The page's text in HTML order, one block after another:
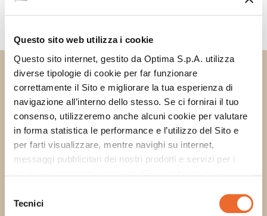
Questo sito web utilizza i cookie
Questo sito internet, gestito da Optima S.p.A. utilizza
diverse tipologie di cookie per far funzionare
correttamente il Sito e migliorare la tua esperienza di
navigazione all’interno dello stesso. Se ci fornirai il tuo
consenso, utilizzeremo anche alcuni cookie per valutare
in forma statistica le performance e l’utilizzo del Sito e
per farti visualizzare, mentre navighi su internet,
messaggi pubblicitari dei nostri prodotti e servizi per i
delTecnici
DOUMIX? SYRUP
HAZELNUT FLAVOUR